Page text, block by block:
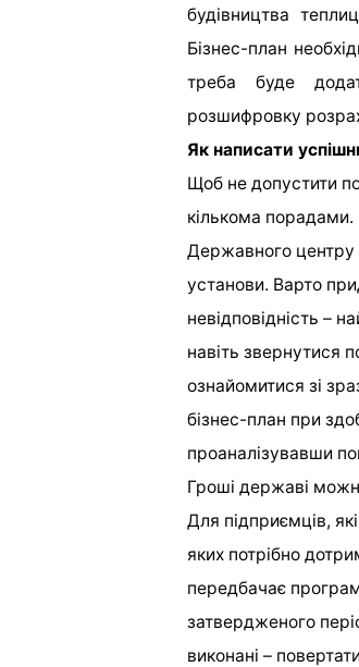
будівництва
Бізнес-план
треба буде
розшифровку
Як написати
Щоб не допустити
кількома
Державного центру
установи. Варто
невідповідність –
навіть звернутися
ознайомитися зі
бізнес-план при
проаналізувавши
Гроші державі
Для підприємців,
яких потрібно
передбачає
затвердженого
виконані –